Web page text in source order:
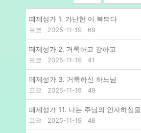
떼제성가 1. 가난한 이 복되다
프코 2025-11-19 69
떼제성가 2. 거룩하고 강하고
프코 2025-11-19 41
떼제성가 3. 거룩하신 하느님
프코 2025-11-19 49
떼제성가 11. 나는 주님의 인자하심을
프코 2025-11-19 48